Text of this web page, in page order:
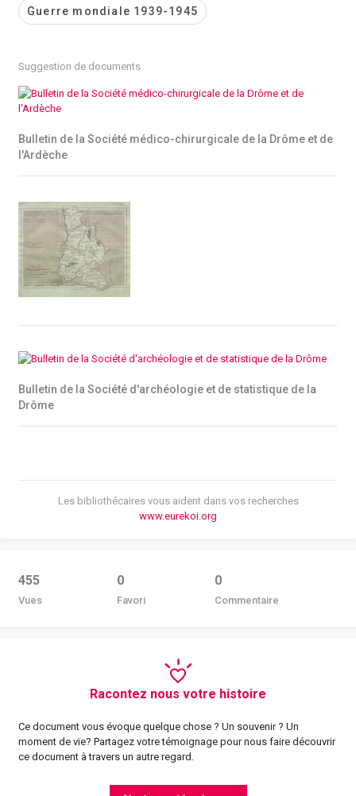
Guerre mondiale 1939-1945
Suggestion de documents
Bulletin de la Société médico-chirurgicale de la Drôme et de
l'Ardèche
Bulletin de la Société d'archéologie et de statistique de la
Drôme
Les bibliothécaires vous aident dans vos recherches
www.eurekoi.org
455
Vues
0
Favori
0
Commentaire
Racontez nous votre histoire
Ce document vous évoque quelque chose ? Un souvenir ? Un
moment de vie? Partagez votre témoignage pour nous faire découvrir
ce document à travers un autre regard.